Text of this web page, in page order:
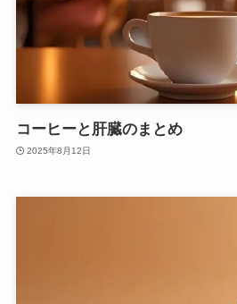
コーヒーと肝臓のまとめ
2025年8月12日